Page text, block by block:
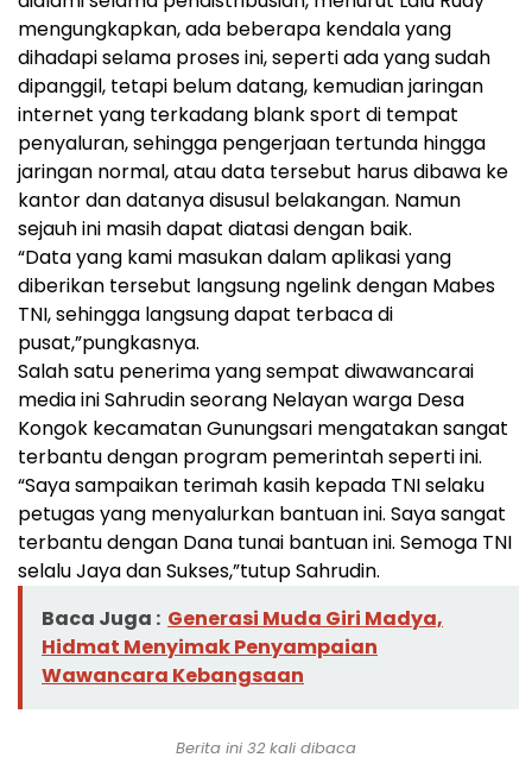
mengungkapkan, ada beberapa kendala yang
dihadapi selama proses ini, seperti ada yang sudah
dipanggil, tetapi belum datang, kemudian jaringan
internet yang terkadang blank sport di tempat
penyaluran, sehingga pengerjaan tertunda hingga
jaringan normal, atau data tersebut harus dibawa ke
kantor dan datanya disusul belakangan. Namun
sejauh ini masih dapat diatasi dengan baik.
“Data yang kami masukan dalam aplikasi yang
diberikan tersebut langsung ngelink dengan Mabes
TNI, sehingga langsung dapat terbaca di
pusat,”pungkasnya.
Salah satu penerima yang sempat diwawancarai
media ini Sahrudin seorang Nelayan warga Desa
Kongok kecamatan Gunungsari mengatakan sangat
terbantu dengan program pemerintah seperti ini.
“Saya sampaikan terimah kasih kepada TNI selaku
petugas yang menyalurkan bantuan ini. Saya sangat
terbantu dengan Dana tunai bantuan ini. Semoga TNI
selalu Jaya dan Sukses,”tutup Sahrudin.
Baca Juga : Generasi Muda Giri Madya,
Hidmat Menyimak Penyampaian
Wawancara Kebangsaan
Berita ini 32 kali dibaca